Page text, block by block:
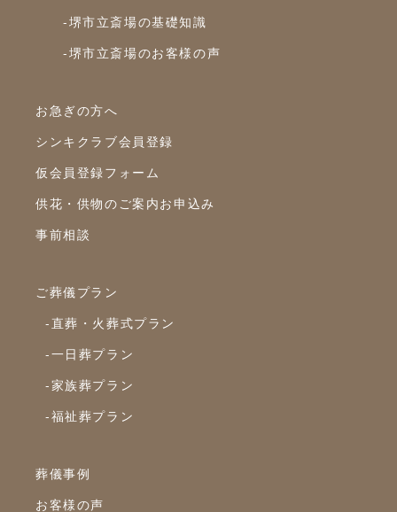
-堺市立斎場の基礎知識
-堺市立斎場のお客様の声
お急ぎの方へ
シンキクラブ会員登録
仮会員登録フォーム
供花・供物のご案内お申込み
事前相談
ご葬儀プラン
-直葬・火葬式プラン
-一日葬プラン
-家族葬プラン
-福祉葬プラン
葬儀事例
お客様の声